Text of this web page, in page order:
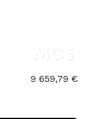
9 659,79 €